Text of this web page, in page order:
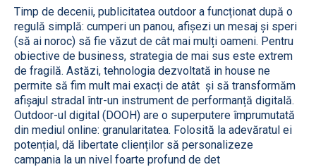
Timp de decenii, publicitatea outdoor a funcționat după o
regulă simplă: cumperi un panou, afișezi un mesaj și speri
(să ai noroc) să fie văzut de cât mai mulți oameni. Pentru
obiective de business, strategia de mai sus este extrem
de fragilă. Astăzi, tehnologia dezvoltată in house ne
permite să fim mult mai exacți de atât și să transformăm
afișajul stradal într-un instrument de performanță digitală.
Outdoor-ul digital (DOOH) are o superputere împrumutată
din mediul online: granularitatea. Folosită la adevăratul ei
potențial, dă libertate clienților să personalizeze
campania la un nivel foarte profund de det